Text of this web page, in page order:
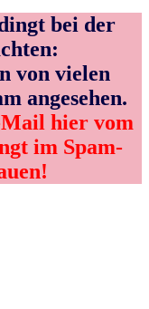
bei der
von vielen
angesehen.
hier vom
im Spam-